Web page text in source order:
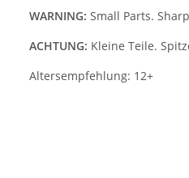
WARNING: Small Parts.
ACHTUNG: Kleine Teile.
Altersempfehlung: 12+